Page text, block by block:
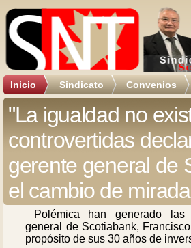
Inicio Sindicato Convenios
"La igualdad no
controvertidas
gerente general de
el cambio de
Polémica han generado las
general de Scotiabank,
propósito de sus 30 años de